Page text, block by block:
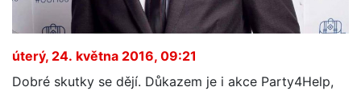
úterý, 24. května 2016, 09:21
Dobré skutky se dějí. Důkazem je i akce Party4Help,